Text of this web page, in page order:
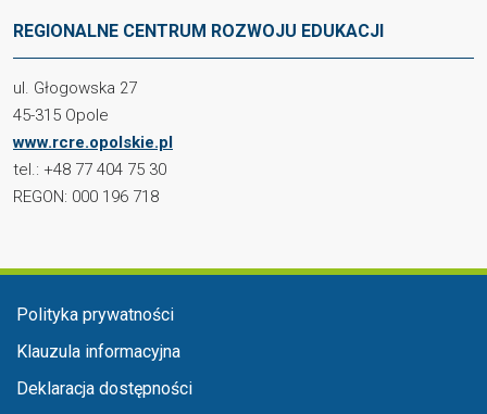
REGIONALNE CENTRUM ROZWOJU EDUKACJI
ul. Głogowska 27
45-315 Opole
www.rcre.opolskie.pl
tel.: +48 77 404 75 30
REGON: 000 196 718
Menu w stopce
Polityka prywatności
Klauzula informacyjna
Deklaracja dostępności